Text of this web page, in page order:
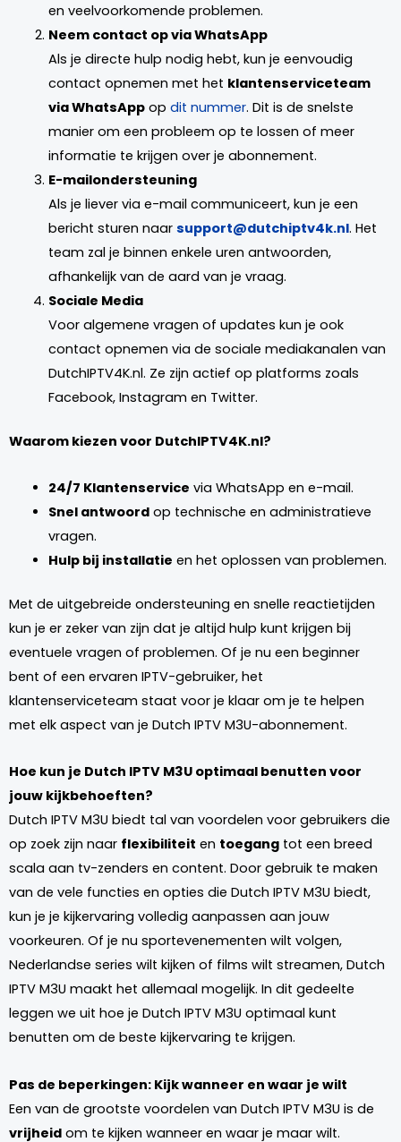
en veelvoorkomende problemen.
Neem contact op via WhatsApp
Als je directe hulp nodig hebt, kun je eenvoudig
contact opnemen met het klantenserviceteam
via WhatsAppop dit nummer. Dit is de snelste
manier om een probleem op te lossen of meer
informatie te krijgen over je abonnement.
E-mailondersteuning
Als je liever via e-mail communiceert, kun je een
bericht sturen naar support@dutchiptv4k.nl. Het
team zal je binnen enkele uren antwoorden,
afhankelijk van de aard van je vraag.
Sociale Media
Voor algemene vragen of updates kun je ook
contact opnemen via de sociale mediakanalen van
DutchIPTV4K.nl. Ze zijn actief op platforms zoals
Facebook, Instagram en Twitter.
Waarom kiezen voor DutchIPTV4K.nl?
24/7 Klantenservice via WhatsApp en e-mail.
Snel antwoordop technische en administratieve
vragen.
Hulp bij installatie en het oplossen van problemen.
Met de uitgebreide ondersteuning en snelle reactietijden
kun je er zeker van zijn dat je altijd hulp kunt krijgen bij
eventuele vragen of problemen. Of je nu een beginner
bent of een ervaren IPTV-gebruiker, het
klantenserviceteam staat voor je klaar om je te helpen
met elk aspect van je Dutch IPTV M3U-abonnement.
Hoe kun je Dutch IPTV M3U optimaal benutten voor
jouw kijkbehoeften?
Dutch IPTV M3U biedt tal van voordelen voor gebruikers die
op zoek zijn naar flexibiliteit en toegang tot een breed
scala aan tv-zenders en content. Door gebruik te maken
van de vele functies en opties die Dutch IPTV M3U biedt,
kun je je kijkervaring volledig aanpassen aan jouw
voorkeuren. Of je nu sportevenementen wilt volgen,
Nederlandse series wilt kijken of films wilt streamen, Dutch
IPTV M3U maakt het allemaal mogelijk. In dit gedeelte
leggen we uit hoe je Dutch IPTV M3U optimaal kunt
benutten om de beste kijkervaring te krijgen.
Pas de beperkingen: Kijk wanneer en waar je wilt
Een van de grootste voordelen van Dutch IPTV M3U is de
vrijheid om te kijken wanneer en waar je maar wilt.